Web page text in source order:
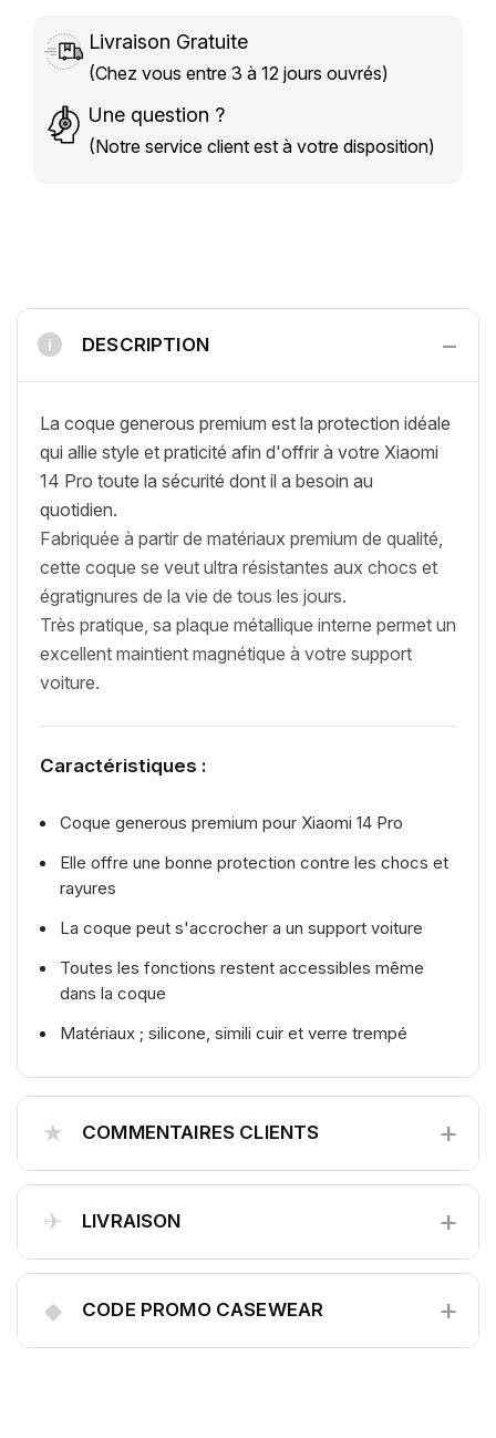
Livraison Gratuite
(Chez vous entre 3 à 12 jours ouvrés)
Une question ?
(Notre service client est à votre disposition)
i DESCRIPTION −
La coque generous premium est la protection idéale
qui allie style et praticité afin d'offrir à votre Xiaomi
14 Pro toute la sécurité dont il a besoin au
quotidien.
Fabriquée à partir de matériaux premium de qualité,
cette coque se veut ultra résistantes aux chocs et
égratignures de la vie de tous les jours.
Très pratique, sa plaque métallique interne permet un
excellent maintient magnétique à votre support
voiture.
Caractéristiques :
Coque generous premium pour Xiaomi 14 Pro
Elle offre une bonne protection contre les chocs et
rayures
La coque peut s'accrocher a un support voiture
Toutes les fonctions restent accessibles même
dans la coque
Matériaux ; silicone, simili cuir et verre trempé
★ COMMENTAIRES CLIENTS +
✈ LIVRAISON +
◆ CODE PROMO CASEWEAR +